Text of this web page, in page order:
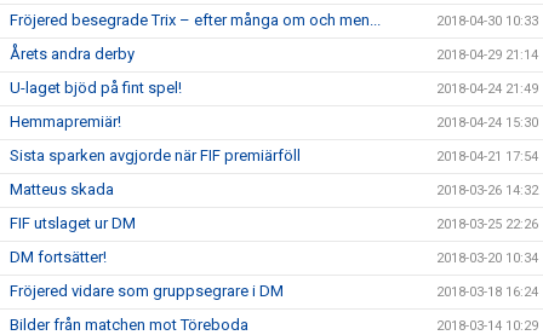
Fröjered besegrade Trix – efter många om och men... 2018-04-30 10:33
Årets andra derby 2018-04-29 21:14
U-laget bjöd på fint spel! 2018-04-24 21:49
Hemmapremiär! 2018-04-24 15:30
Sista sparken avgjorde när FIF premiärföll 2018-04-21 17:54
Matteus skada 2018-03-26 14:32
FIF utslaget ur DM 2018-03-25 22:26
DM fortsätter! 2018-03-20 10:34
Fröjered vidare som gruppsegrare i DM 2018-03-18 16:24
Bilder från matchen mot Töreboda 2018-03-14 10:29